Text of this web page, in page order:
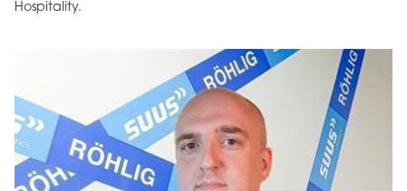
Hospitality.